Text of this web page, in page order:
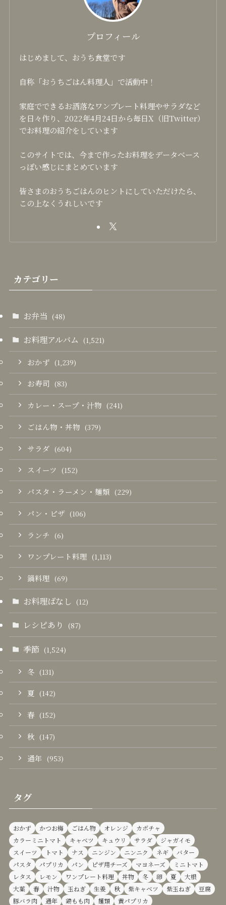
プロフィール
はじめまして、おうち食堂です
自称「おうちごはん料理人」で活動中！
家庭でできるお洒落なワンプレート料理やサラダなど
を日々作り、2022年4月24日から毎日X（旧Twitter）
でお料理の紹介をしています
このサイトでは、今まで作ったお料理をデータベース
っぽい感じにまとめています
皆さまのおうちごはんのヒントにしていただけたら、
この上なくうれしいです
カテゴリー
お弁当 (48)
お料理アルバム (1,521)
おかず (1,239)
お寿司 (83)
カレー・スープ・汁物 (241)
ごはん物・丼物 (379)
サラダ (604)
スイーツ (152)
パスタ・ラーメン・麺類 (229)
パン・ピザ (106)
ランチ (6)
ワンプレート料理 (1,113)
鍋料理 (69)
お料理ばなし (12)
レシピあり (87)
季節 (1,524)
冬 (131)
夏 (142)
春 (152)
秋 (147)
通年 (953)
タグ
おかず かつお梅 ごはん物 オレンジ
カボチャ
カラーミニトマト
キャベツ キュウリ サラダ
ジャガイモ
スイーツ
トマト ナス ニンジン ニンニク ネギ
バター
パスタ
パプリカ パン ピザ用チーズ マヨネーズ
ミニトマト
レタス
レモン ワンプレート料理 丼物 冬 卵 夏
大根
大葉
春 汁物 玉ねぎ 生姜 秋 紫キャベツ 紫玉ねぎ
豆腐
豚バラ肉
通年 鶏もも肉 麺類 黄パプリカ